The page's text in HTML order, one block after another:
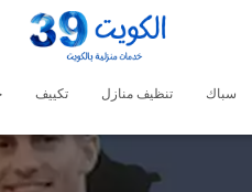
سباك تنظيف منازل تكييف